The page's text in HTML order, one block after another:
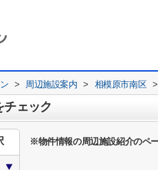
> 周辺施設案内 > 相模原市南区 >
ェック
※物件情報の周辺施設紹介のペ